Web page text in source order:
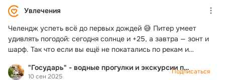
Увлечения
Челендж успеть всё до первых дождей 😅 Питер умеет
удивлять погодой: сегодня солнце и +25, а завтра — зонт и
шарф. Так что если вы ещё не покатались по рекам и
семью и прыгать на борт 🚤
"Государь" - водные прогулки и экскурсии по Питеру
10 сен 2025
Подписаться